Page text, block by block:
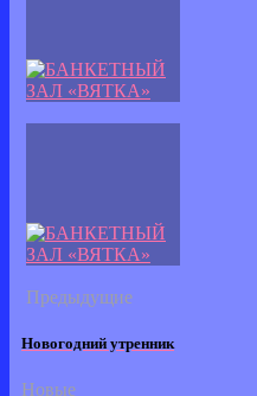
Предыдущие
Новогодний утренник
Новые